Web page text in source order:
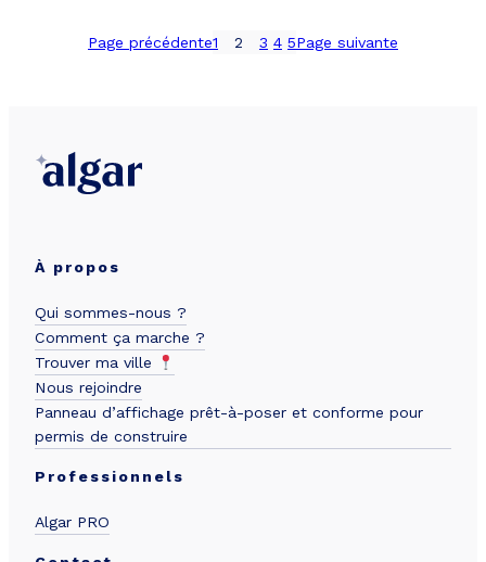
Page précédente1 2 3 4 5Page suivante
À propos
Qui sommes-nous ?
Comment ça marche ?
Trouver ma ville
Nous rejoindre
Panneau d’affichage prêt-à-poser et conforme pour
permis de construire
Professionnels
Algar PRO